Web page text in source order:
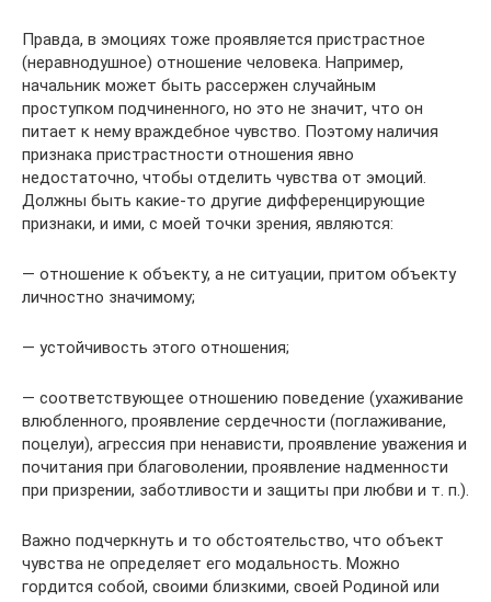
Правда, в эмоциях тоже проявляется пристрастное
(неравнодушное) отношение человека. Например,
начальник может быть рассержен случайным
проступком подчиненного, но это не значит, что он
питает к нему враждебное чувство. Поэтому наличия
признака пристрастности отношения явно
недостаточно, чтобы отделить чувства от эмоций.
Должны быть какие-то другие дифференцирующие
признаки, и ими, с моей точки зрения, являются:
— отношение к объекту, а не ситуации, притом объекту
личностно значимому;
— устойчивость этого отношения;
— соответствующее отношению поведение (ухаживание
влюбленного, проявление сердечности (поглаживание,
поцелуи), агрессия при ненависти, проявление уважения и
почитания при благоволении, проявление надменности
при призрении, заботливости и защиты при любви и т. п.).
Важно подчеркнуть и то обстоятельство, что объект
чувства не определяет его модальность. Можно
гордится собой, своими близкими, своей Родиной или